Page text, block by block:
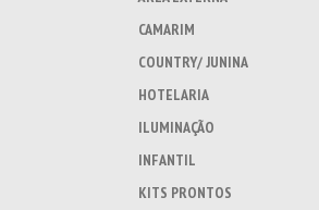
CAMARIM
COUNTRY/ JUNINA
HOTELARIA
ILUMINAÇÃO
INFANTIL
KITS PRONTOS